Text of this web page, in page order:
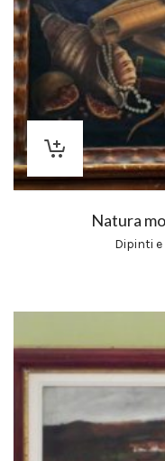
Natura
Dipinti e